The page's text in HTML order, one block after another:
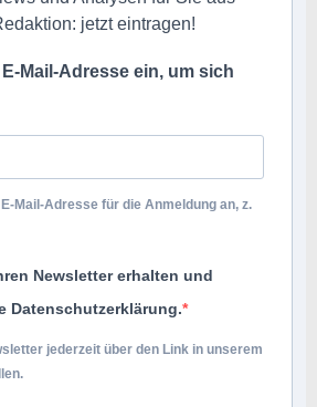
jetzt eintragen!
Mail-Adresse ein, um sich
Mail-Adresse für die Anmeldung an, z.
Newsletter erhalten und
Datenschutzerklärung.
jederzeit über den Link in unserem